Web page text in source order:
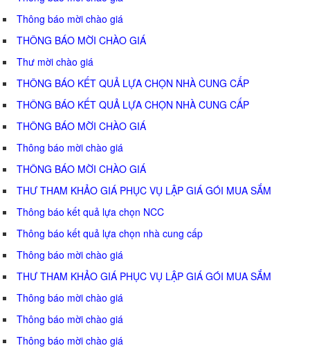
Thông báo mời chào giá
THÔNG BÁO MỜI CHÀO GIÁ
Thư mời chào giá
THÔNG BÁO KẾT QUẢ LỰA CHỌN NHÀ CUNG CẤP
THÔNG BÁO KẾT QUẢ LỰA CHỌN NHÀ CUNG CẤP
THÔNG BÁO MỜI CHÀO GIÁ
Thông báo mời chào giá
THÔNG BÁO MỜI CHÀO GIÁ
THƯ THAM KHẢO GIÁ PHỤC VỤ LẬP GIÁ GÓI MUA SẮM
Thông báo kết quả lựa chọn NCC
Thông báo kết quả lựa chọn nhà cung cấp
Thông báo mời chào giá
THƯ THAM KHẢO GIÁ PHỤC VỤ LẬP GIÁ GÓI MUA SẮM
Thông báo mời chào giá
Thông báo mời chào giá
Thông báo mời chào giá